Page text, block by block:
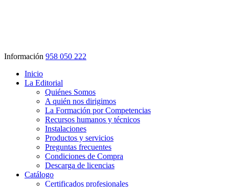
Información 958 050 222
Inicio
La Editorial
Quiénes Somos
A quién nos dirigimos
La Formación por Competencias
Recursos humanos y técnicos
Instalaciones
Productos y servicios
Preguntas frecuentes
Condiciones de Compra
Descarga de licencias
Catálogo
Certificados profesionales